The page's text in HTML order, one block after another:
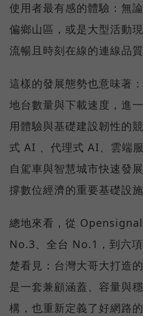
使用者最有感的體驗：無
偏鄉山區，或是大型活動
流暢且時刻在線的連線品質
這樣的發展態勢也意味著
地台數量與下載速度，進
用體驗與基礎建設韌性的
式 AI 、代理式 AI、雲端
自駕車與智慧城市快速發
撐數位經濟的重要基礎設施
總地來看，從
No.3、全台 No.1，到六
楚看見：台灣大哥大打造
是一套兼顧涵蓋、容量與
構，也重新定義了好網路